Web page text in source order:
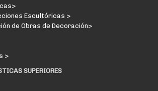
Escultóricas >
de Obras de Decoración>
>
SUPERIORES